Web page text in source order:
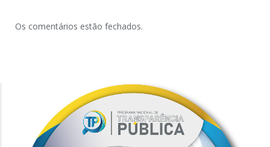
Os comentários estão fechados.